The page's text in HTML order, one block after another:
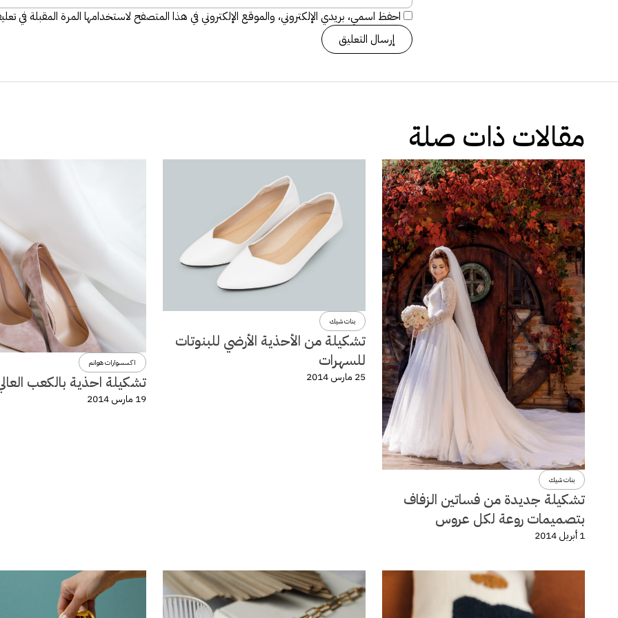
احفظ اسمي، بريدي الإلكتروني، والموقع الإلكتروني في هذا المتصفح لاستخدامها المرة المقبلة في
مقالات ذات صلة
بنات شيك
تشكيلة جديدة من فساتين الزفاف
بتصميمات روعة لكل عروس
1 أبريل 2014
بنات شيك
تشكيلة من الأحذية الأرضي للبنوتات
للسهرات
25 مارس 2014
اكسسوارات هوانم
تشكيلة احذية بالكعب
19 مارس 2014